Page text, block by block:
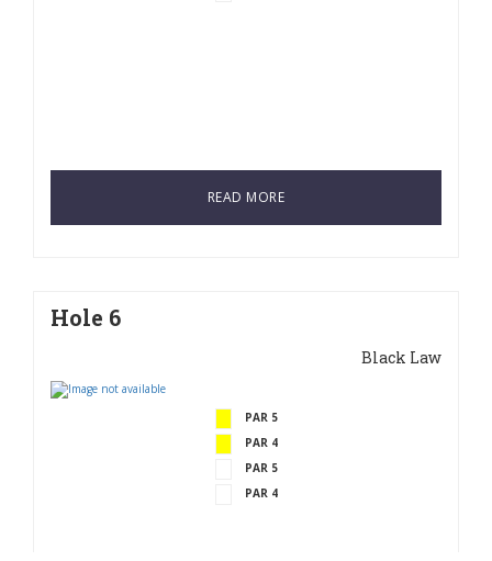
READ MORE
Hole 6
Black Law
PAR 5
PAR 5
PAR 4
PAR 4